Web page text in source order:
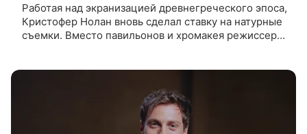
Работая над экранизацией древнегреческого эпоса,
Кристофер Нолан вновь сделал ставку на натурные
съемки. Вместо павильонов и хромакея режиссер